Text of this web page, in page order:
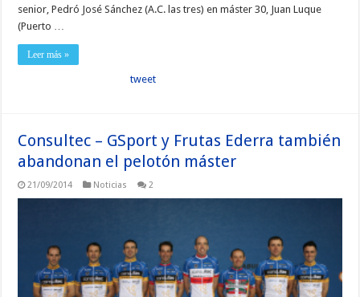
senior, Pedró José Sánchez (A.C. las tres) en máster 30, Juan Luque
(Puerto …
Leer más »
tweet
Consultec – GSport y Frutas Ederra también
abandonan el pelotón máster
21/09/2014 Noticias 2